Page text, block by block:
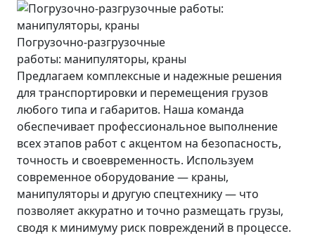
Погрузочно-разгрузочные
работы: манипуляторы, краны
Предлагаем комплексные и надежные решения
для транспортировки и перемещения грузов
любого типа и габаритов. Наша команда
обеспечивает профессиональное выполнение
всех этапов работ с акцентом на безопасность,
точность и своевременность. Используем
современное оборудование — краны,
манипуляторы и другую спецтехнику — что
позволяет аккуратно и точно размещать грузы,
сводя к минимуму риск повреждений в процессе.